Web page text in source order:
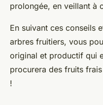
prolongée, en veillant à
En suivant ces conseils
arbres fruitiers, vous
original et productif qui
procurera des fruits
!